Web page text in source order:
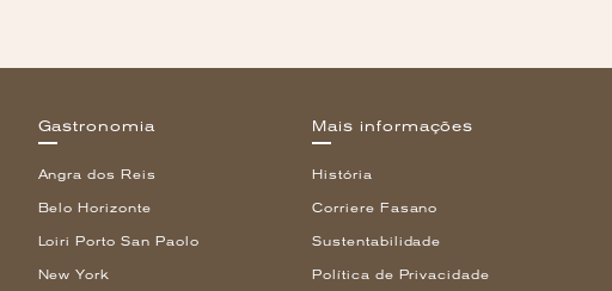
Gastronomia
Angra dos Reis
Belo Horizonte
Loiri Porto San Paolo
New York
Mais informações
História
Corriere Fasano
Sustentabilidade
Política de Privacidade